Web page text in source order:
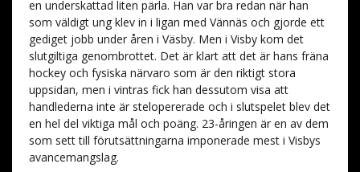
en underskattad liten pärla. Han var bra redan när han
som väldigt ung klev in i ligan med Vännäs och gjorde ett
gediget jobb under åren i Väsby. Men i Visby kom det
slutgiltiga genombrottet. Det är klart att det är hans fräna
hockey och fysiska närvaro som är den riktigt stora
uppsidan, men i vintras fick han dessutom visa att
handlederna inte är stelopererade och i slutspelet blev det
en hel del viktiga mål och poäng. 23-åringen är en av dem
som sett till förutsättningarna imponerade mest i Visbys
avancemangslag.